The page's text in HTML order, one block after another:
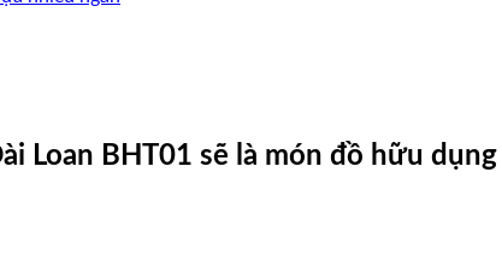
Loan BHT01 sẽ là món đồ hữu